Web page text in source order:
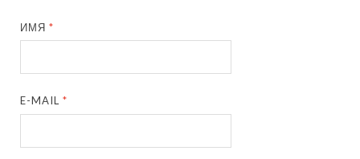
ИМЯ*
E-MAIL*